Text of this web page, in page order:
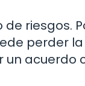
riesgos.
perder la
un acuerdo